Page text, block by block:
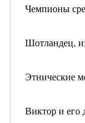
Чемпионы
Шотландец,
Этнические
Виктор и его